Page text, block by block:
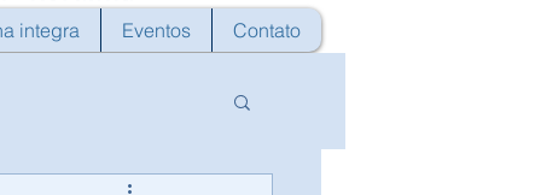
integra Eventos Contato